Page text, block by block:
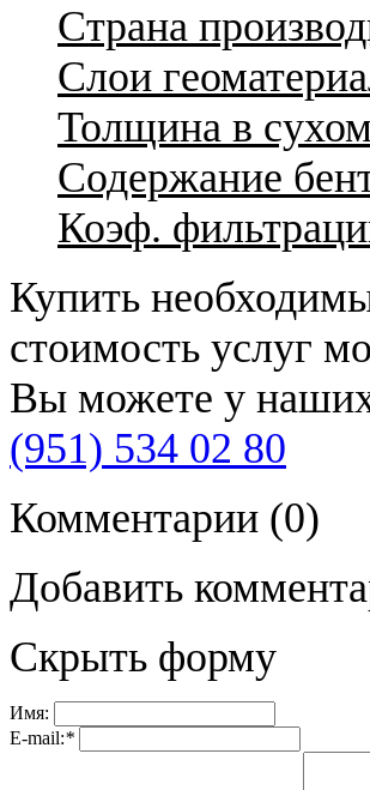
Страна
Слои
Толщина в
Содержание
Коэф.
Купить
стоимость услуг
Вы можете у
(951) 534 02 80
Комментарии (0)
Добавить
Скрыть форму
Имя:
E-mail:*